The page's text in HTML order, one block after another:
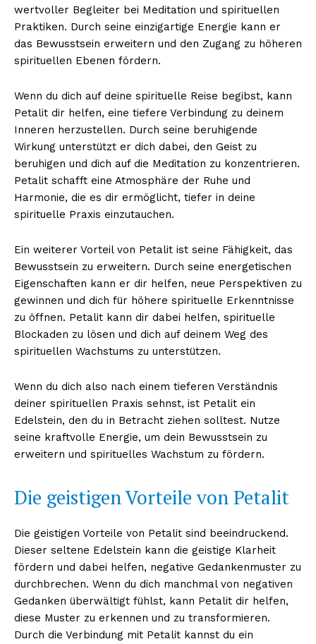
wertvoller Begleiter bei Meditation und spirituellen
Praktiken. Durch seine einzigartige Energie kann er
das Bewusstsein erweitern und den Zugang zu höheren
spirituellen Ebenen fördern.
Wenn du dich auf deine spirituelle Reise begibst, kann
Petalit dir helfen, eine tiefere Verbindung zu deinem
Inneren herzustellen. Durch seine beruhigende
Wirkung unterstützt er dich dabei, den Geist zu
beruhigen und dich auf die Meditation zu konzentrieren.
Petalit schafft eine Atmosphäre der Ruhe und
Harmonie, die es dir ermöglicht, tiefer in deine
spirituelle Praxis einzutauchen.
Ein weiterer Vorteil von Petalit ist seine Fähigkeit, das
Bewusstsein zu erweitern. Durch seine energetischen
Eigenschaften kann er dir helfen, neue Perspektiven zu
gewinnen und dich für höhere spirituelle Erkenntnisse
zu öffnen. Petalit kann dir dabei helfen, spirituelle
Blockaden zu lösen und dich auf deinem Weg des
spirituellen Wachstums zu unterstützen.
Wenn du dich also nach einem tieferen Verständnis
deiner spirituellen Praxis sehnst, ist Petalit ein
Edelstein, den du in Betracht ziehen solltest. Nutze
seine kraftvolle Energie, um dein Bewusstsein zu
erweitern und spirituelles Wachstum zu fördern.
Die geistigen Vorteile von Petalit
Die geistigen Vorteile von Petalit sind beeindruckend.
Dieser seltene Edelstein kann die geistige Klarheit
fördern und dabei helfen, negative Gedankenmuster zu
durchbrechen. Wenn du dich manchmal von negativen
Gedanken überwältigt fühlst, kann Petalit dir helfen,
diese Muster zu erkennen und zu transformieren.
Durch die Verbindung mit Petalit kannst du ein